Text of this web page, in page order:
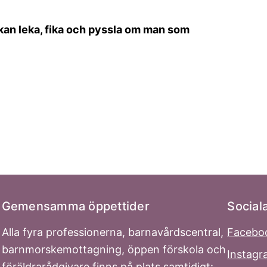
leka, fika och pyssla om man som
Gemensamma öppettider
Alla fyra professionerna, barnavårdscentral,
barnmorskemottagning, öppen förskola och